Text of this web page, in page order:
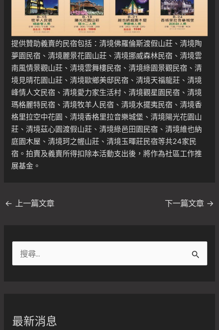
提供贊助義賣的民宿包括：清境佛羅倫斯渡假山莊、清境陶
夢園民宿、清境麗景花園山莊、清境挪威森林民宿、清境雲
南風情景觀山莊、清境雲舞樓民宿、清境綠園景觀民宿、清
境見晴花園山莊、清境歐鄉美邸民宿、清境天福龍莊、清境
峰情人文民宿、清境愛力家生活村、清境觀星園民宿、清境
瑪格麗特民宿、清境牧羊人民宿、清境水擺夷民宿、清境香
格里拉空中花園、清境香格里拉音樂城堡、清境陽光花園山
莊、清境茲心園渡假山莊、清境綠邑田園民宿、清境維也納
庭園木屋、清境珂之幄山莊、清境玉暉莊民宿等共24家民
宿。拍賣及義賣所得扣除本活動支出後，將作為社區工作推
展基金。
← 上一篇文章 下一篇文章 →
尋
:最新消息